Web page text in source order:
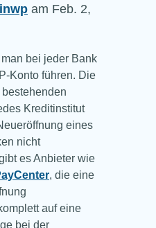
am Feb. 2,
bei jeder Bank
Konto führen. Die
Kreditinstitut
eines
nicht
es Anbieter wie
, die eine
auf eine
bei der